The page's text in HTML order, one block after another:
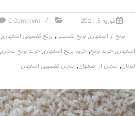
فوریه 5, 2021 0 Comment
برنج از اصفهان, برنج تضمینی, برنج تضمینی اصفهان,
اصفهان, خرید برنج, خرید برنج اصفهان, خرید برنج لنجان,
لنجان, لنجان از اصفهان, لنجان تضمینی اصفهان